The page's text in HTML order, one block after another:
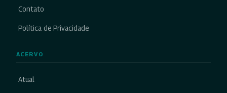
Contato
Política de Privacidade
ACERVO
Atual